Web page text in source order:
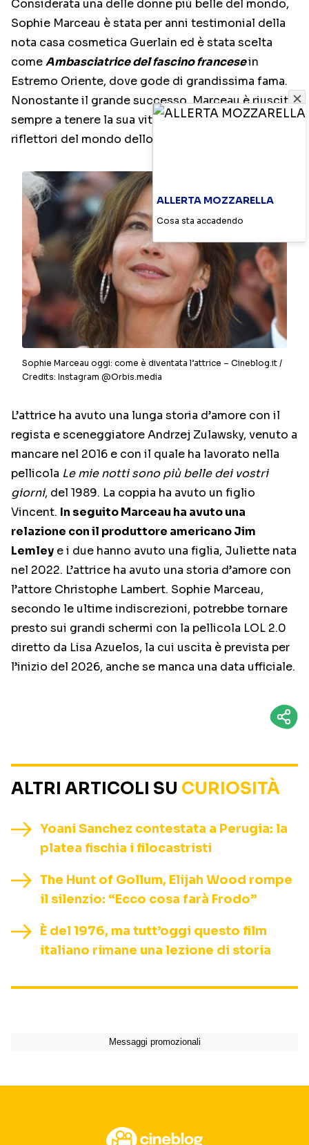
Considerata una delle donne più belle del mondo,
Sophie Marceau è stata per anni testimonial della
nota casa cosmetica Guerlain ed è stata scelta
comeAmbasciatrice del fascino francesein
Estremo Oriente, dove gode di grandissima fama.
Nonostante il grande successo, Marceau è riuscita
sempre a tenere la sua vita privata lontano dai
riflettori del mondo dello spettacolo.
Sophie Marceau oggi: come è diventata l’attrice – Cineblog.it /
Credits: Instagram @Orbis.media
L’attrice ha avuto una lunga storia d’amore con il
regista e sceneggiatore Andrzej Zulawsky, venuto a
mancare nel 2016 e con il quale ha lavorato nella
pellicola Le mie notti sono più belle dei vostri
giorni, del 1989. La coppia ha avuto un figlio
Vincent. In seguito Marceau ha avuto una
relazione con il produttore americano Jim
Lemley e i due hanno avuto una figlia, Juliette nata
nel 2022. L’attrice ha avuto una storia d’amore con
l’attore Christophe Lambert. Sophie Marceau,
secondo le ultime indiscrezioni, potrebbe tornare
presto sui grandi schermi con la pellicola LOL 2.0
diretto da Lisa Azuelos, la cui uscita è prevista per
l’inizio del 2026, anche se manca una data ufficiale.
ALTRI ARTICOLI SU CURIOSITÀ
Yoani Sanchez contestata a Perugia: la
platea fischia i filocastristi
The Hunt of Gollum, Elijah Wood rompe
il silenzio: “Ecco cosa farà Frodo”
È del 1976, ma tutt’oggi questo film
italiano rimane una lezione di storia
ALLERTA MOZZARELLA
Cosa sta accadendo